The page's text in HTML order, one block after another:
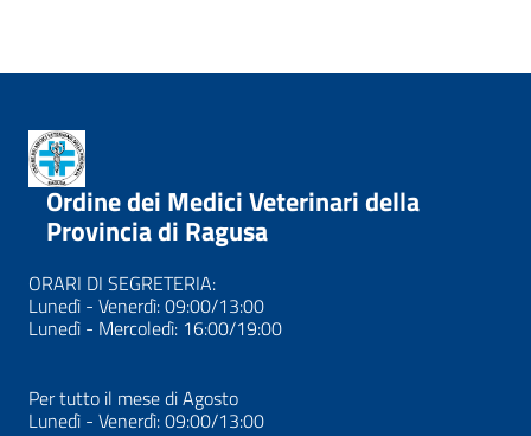
Ordine dei Medici Veterinari della
Provincia di Ragusa
ORARI DI SEGRETERIA:
Lunedì - Venerdì: 09:00/13:00
Lunedì - Mercoledì: 16:00/19:00
Per tutto il mese di Agosto
Lunedì - Venerdì: 09:00/13:00